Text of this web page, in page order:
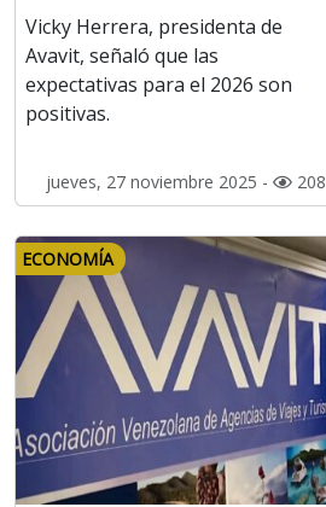
Vicky Herrera, presidenta de
Avavit, señaló que las
expectativas para el 2026 son
positivas.
jueves, 27 noviembre 2025 - 208
ECONOMÍA